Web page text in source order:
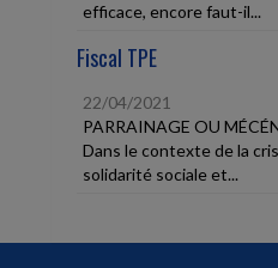
efficace, encore faut-il...
Fiscal TPE
22/04/2021
PARRAINAGE OU
Dans le contexte de la
solidarité sociale et...